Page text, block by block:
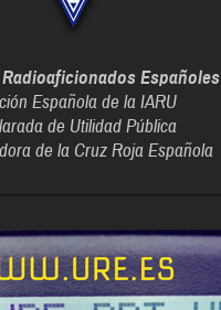
Españoles
Española de la IARU
de Utilidad Pública
de la Cruz Roja Española